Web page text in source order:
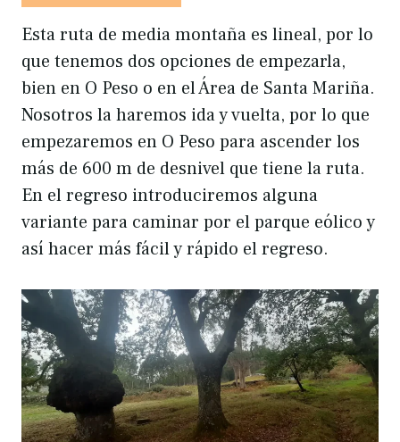
Esta ruta de media montaña es lineal, por lo
que tenemos dos opciones de empezarla,
bien en O Peso o en el Área de Santa Mariña.
Nosotros la haremos ida y vuelta, por lo que
empezaremos en O Peso para ascender los
más de 600 m de desnivel que tiene la ruta.
En el regreso introduciremos alguna
variante para caminar por el parque eólico y
así hacer más fácil y rápido el regreso.